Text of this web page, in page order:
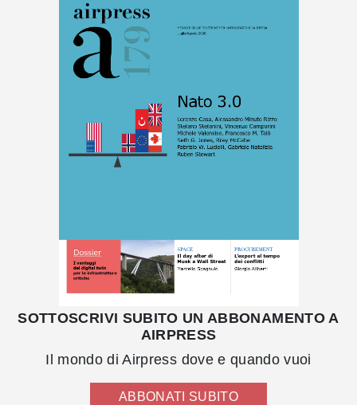
SOTTOSCRIVI SUBITO UN ABBONAMENTO A
AIRPRESS
Il mondo di Airpress dove e quando vuoi
ABBONATI SUBITO